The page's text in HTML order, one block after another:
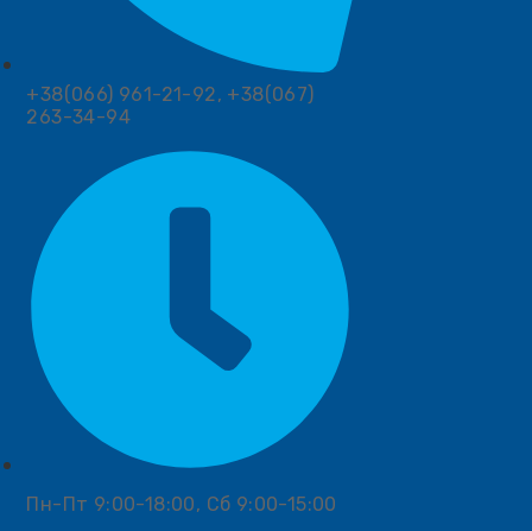
+38(066) 961-21-92, +38(067)
263-34-94
Пн-Пт 9:00-18:00, Сб 9:00-15:00